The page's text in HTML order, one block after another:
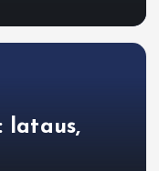
lataus,